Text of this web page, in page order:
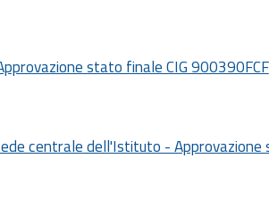
stato finale CIG 900390FCF
centrale dell'Istituto -